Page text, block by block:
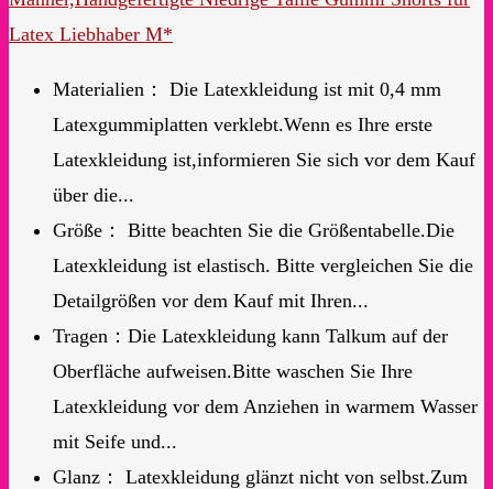
Latex Liebhaber M*
Materialien： Die Latexkleidung ist mit 0,4 mm
Latexgummiplatten verklebt.Wenn es Ihre erste
Latexkleidung ist,informieren Sie sich vor dem Kauf
über die...
Größe： Bitte beachten Sie die Größentabelle.Die
Latexkleidung ist elastisch. Bitte vergleichen Sie die
Detailgrößen vor dem Kauf mit Ihren...
Tragen：Die Latexkleidung kann Talkum auf der
Oberfläche aufweisen.Bitte waschen Sie Ihre
Latexkleidung vor dem Anziehen in warmem Wasser
mit Seife und...
Glanz： Latexkleidung glänzt nicht von selbst.Zum